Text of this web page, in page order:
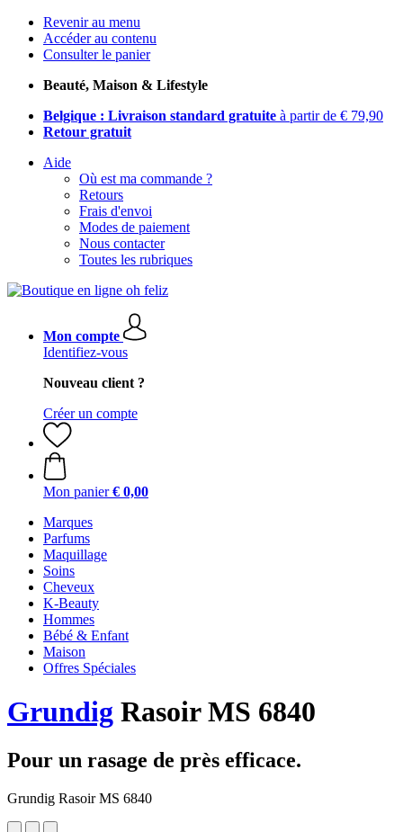
Revenir au menu
Accéder au contenu
Consulter le panier
Beauté, Maison & Lifestyle
Belgique : Livraison standard gratuite à partir de € 79,90
Retour gratuit
Aide
Où est ma commande ?
Retours
Frais d'envoi
Modes de paiement
Nous contacter
Toutes les rubriques
Mon compte
Identifiez-vous
Nouveau client ?
Créer un compte
Mon panier € 0,00
Marques
Parfums
Maquillage
Soins
Cheveux
K-Beauty
Hommes
Bébé & Enfant
Maison
Offres Spéciales
Grundig Rasoir MS 6840
Pour un rasage de près efficace.
Grundig Rasoir MS 6840